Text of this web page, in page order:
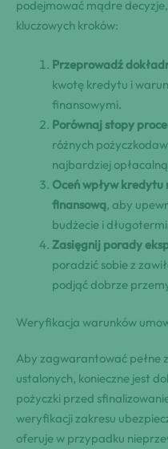
podejmować mądre
kluczowych kroków:
Przeprowadź
kwotę kredytu i
finansowymi.
Porównaj stopy
różnych
najbardziej
Oceń wpływ kredytu
finansową, aby
budżecie i
Zasięgnij porady
poradzić sobie z
podjąć dobrze
Weryfikacja warunków
Aby zagwarantować pełne
ustalonych, konieczne jest
pożyczki przed
weryfikacji zakresu
oferuje w przypadku